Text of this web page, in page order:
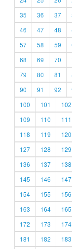
35
36 37
46
47 48
57
58 59
68
69 70
79
80 81
90
91 92
100
101 102
109
110 111
118
119 120
127
128 129
136
137 138
145
146 147
154
155 156
163
164 165
172
173 174
181
182 183